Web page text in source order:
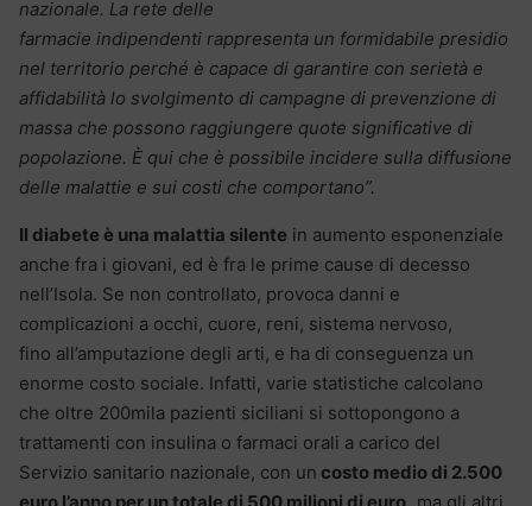
nazionale. La rete delle
farmacie indipendenti rappresenta un formidabile presidio
nel territorio perché è capace di garantire con serietà e
affidabilità lo svolgimento di campagne di prevenzione di
massa che possono raggiungere quote significative di
popolazione. È qui che è possibile incidere sulla diffusione
delle malattie e sui costi che comportano”.
Il diabete è una malattia silente in aumento esponenziale
anche fra i giovani, ed è fra le prime cause di decesso
nell’Isola. Se non controllato, provoca danni e
complicazioni a occhi, cuore, reni, sistema nervoso,
fino all’amputazione degli arti, e ha di conseguenza un
enorme costo sociale. Infatti, varie statistiche calcolano
che oltre 200mila pazienti siciliani si sottopongono a
trattamenti con insulina o farmaci orali a carico del
Servizio sanitario nazionale, con un costo medio di 2.500